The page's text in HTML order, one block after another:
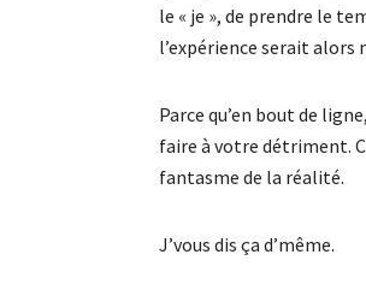
le « je », de prendre le
l’expérience serait alors
Parce qu’en bout de
faire à votre détriment.
fantasme de la réalité.
J’vous dis ça d’même.